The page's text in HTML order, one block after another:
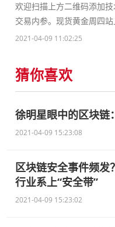
欢迎扫描上方二维码添加
交易内参。现货黄金周四站
2021-04-09 11:02:25
猜你喜欢
徐明星眼中的区块链
2021-04-09 15:23:08
区块链安全事件频
行业系上“安全带”
2021-04-09 15:23:02